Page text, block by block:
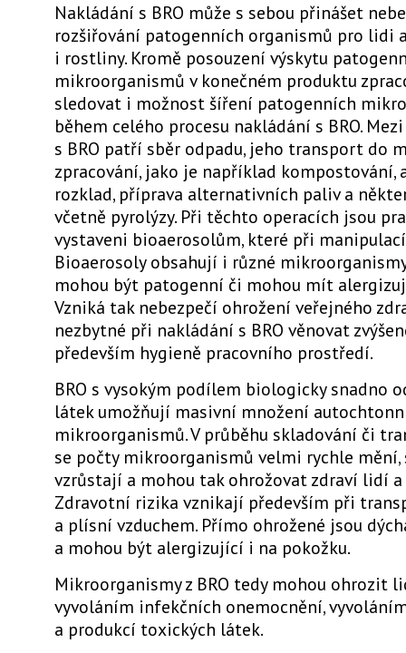
Nakládání s BRO může s sebou přinášet
rozšiřování patogenních organismů pro lidi
i rostliny. Kromě posouzení výskytu
mikroorganismů v konečném produktu
sledovat i možnost šíření patogenních
během celého procesu nakládání s BRO.
s BRO patří sběr odpadu, jeho transport do
zpracování, jako je například kompostování,
rozklad, příprava alternativních paliv a
včetně pyrolýzy. Při těchto operacích jsou
vystaveni bioaerosolům, které při
Bioaerosoly obsahují i různé
mohou být patogenní či mohou mít
Vzniká tak nebezpečí ohrožení veřejného
nezbytné při nakládání s BRO věnovat
především hygieně pracovního prostředí.
BRO s vysokým podílem biologicky snadno
látek umožňují masivní množení
mikroorganismů. V průběhu skladování či
se počty mikroorganismů velmi rychle mění,
vzrůstají a mohou tak ohrožovat zdraví lidí
Zdravotní rizika vznikají především při
a plísní vzduchem. Přímo ohrožené jsou
a mohou být alergizující i na pokožku.
Mikroorganismy z BRO tedy mohou ohrozit
vyvoláním infekčních onemocnění,
a produkcí toxických látek.